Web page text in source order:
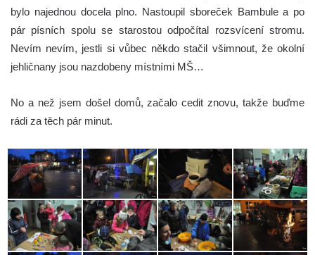
bylo najednou docela plno. Nastoupil sboreček Bambule a po
pár písních spolu se starostou odpočítal rozsvícení stromu.
Nevím nevím, jestli si vůbec někdo stačil všimnout, že okolní
jehličnany jsou nazdobeny místními MŠ…
No a než jsem došel domů, začalo cedit znovu, takže buďme
rádi za těch pár minut.